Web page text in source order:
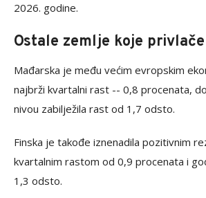
2026. godine.
Ostale zemlje koje
Mađarska je među većim evropskim
najbrži kvartalni rast -- 0,8 procenata,
nivou zabilježila rast od 1,7 odsto.
Finska je takođe iznenadila pozitivnim
kvartalnim rastom od 0,9 procenata i
1,3 odsto.